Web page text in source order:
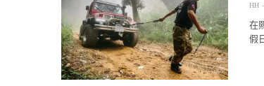
HH
在
假